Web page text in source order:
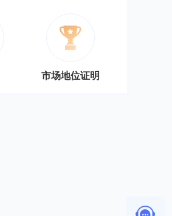
市场地位证明